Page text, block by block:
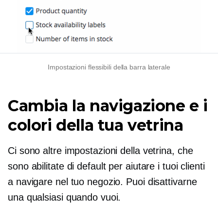
Impostazioni flessibili della barra laterale
Cambia la navigazione e i
colori della tua vetrina
Ci sono altre impostazioni della vetrina, che
sono abilitate di default per aiutare i tuoi clienti
a navigare nel tuo negozio. Puoi disattivarne
una qualsiasi quando vuoi.